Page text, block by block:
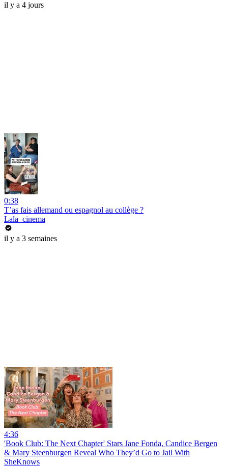
il y a 4 jours
0:38
T’as fais allemand ou espagnol au collège ?
Lala_cinema
il y a 3 semaines
4:36
'Book Club: The Next Chapter' Stars Jane Fonda, Candice Bergen
& Mary Steenburgen Reveal Who They’d Go to Jail With
SheKnows